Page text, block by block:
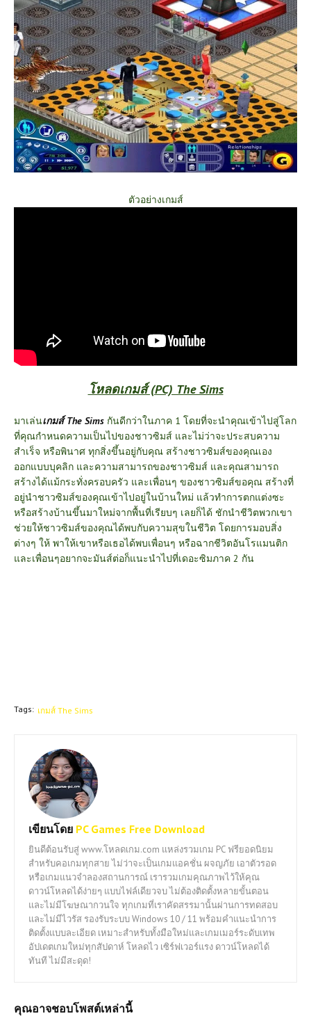
ตัวอย่างเกมส์
โหลดเกมส์ (PC) The Sims
มาเล่นเกมส์ The Sims กันดีกว่าในภาค 1 โดยที่จะนำคุณเข้าไปสู่โลก
ที่คุณกำหนดความเป็นไปของชาวซิมส์ และไม่ว่าจะประสบความ
สำเร็จ หรือพินาศ ทุกสิ่งขึ้นอยู่กับคุณ สร้างชาวซิมส์ของคุณเอง
ออกแบบบุคลิก และความสามารถของชาวซิมส์ และคุณสามารถ
สร้างได้แม้กระทั่งครอบครัว และเพื่อนๆ ของชาวซิมส์ขอคุณ สร้างที่
อยู่นำชาวซิมส์ของคุณเข้าไปอยู่ในบ้านใหม่ แล้วทำการตกแต่งซะ
หรือสร้างบ้านขึ้นมาใหม่จากพื้นที่เรียบๆ เลยก็ได้ ชักนำชีวิตพวกเขา
ช่วยให้ชาวซิมส์ของคุณได้พบกับความสุขในชีวิต โดยการมอบสิ่ง
ต่างๆ ให้ พาให้เขาหรือเธอได้พบเพื่อนๆ หรือฉากชีวิตอันโรแมนติก
และเพื่อนๆอยากจะมันส์ต่อก็แนะนำไปที่เดอะซิมภาค 2 กัน
Tags: เกมส์ The Sims
เขียนโดย PC Games Free Download
ยินดีต้อนรับสู่ www.โหลดเกม.com แหล่งรวมเกม PC ฟรียอดนิยม
สำหรับคอเกมทุกสาย ไม่ว่าจะเป็นเกมแอคชั่น ผจญภัย เอาตัวรอด
หรือเกมแนวจำลองสถานการณ์ เรารวมเกมคุณภาพไว้ให้คุณ
ดาวน์โหลดได้ง่ายๆ แบบไฟล์เดียวจบ ไม่ต้องติดตั้งหลายขั้นตอน
และไม่มีโฆษณากวนใจ ทุกเกมที่เราคัดสรรมานั้นผ่านการทดสอบ
และไม่มีไวรัส รองรับระบบ Windows 10 / 11 พร้อมคำแนะนำการ
ติดตั้งแบบละเอียด เหมาะสำหรับทั้งมือใหม่และเกมเมอร์ระดับเทพ
อัปเดตเกมใหม่ทุกสัปดาห์ โหลดไว เซิร์ฟเวอร์แรง ดาวน์โหลดได้
ทันที ไม่มีสะดุด!
คุณอาจชอบโพสต์เหล่านี้